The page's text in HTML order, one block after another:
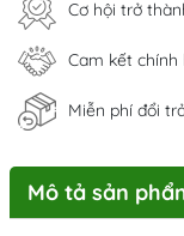
Cơ hội trở
Cam kết chính
Miễn phí đổi
Mô tả sản